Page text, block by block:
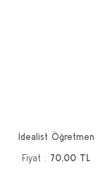
İdealist Öğretmen
Fiyat : 70,00 TL